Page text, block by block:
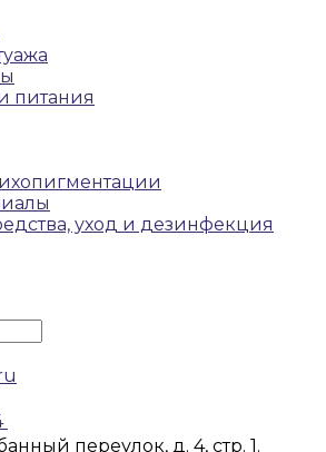
питания
уход и дезинфекция
переулок, д. 4, стр. 1.